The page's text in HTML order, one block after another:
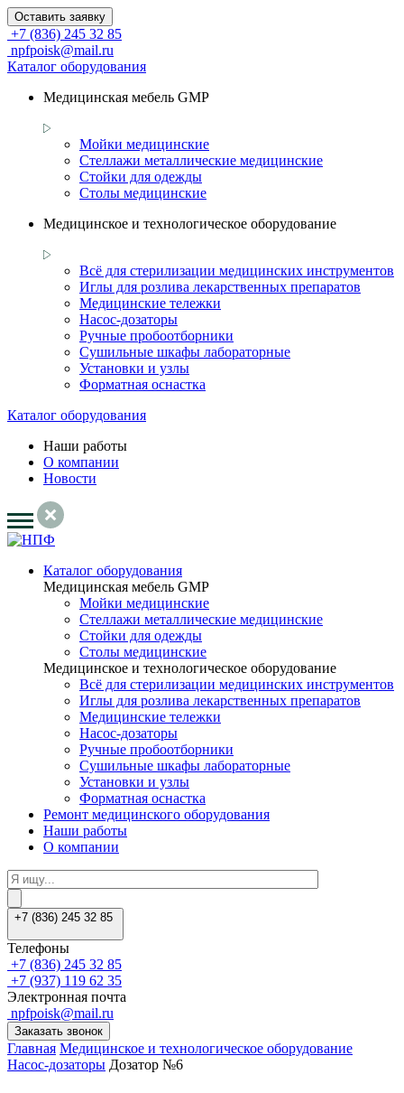
Оставить заявку
+7 (836) 245 32 85
npfpoisk@mail.ru
Каталог оборудования
Медицинская мебель GMP
Мойки медицинские
Стеллажи металлические медицинские
Стойки для одежды
Столы медицинские
Медицинское и технологическое оборудование
Всё для стерилизации медицинских инструментов
Иглы для розлива лекарственных препаратов
Медицинские тележки
Насос-дозаторы
Ручные пробоотборники
Сушильные шкафы лабораторные
Установки и узлы
Форматная оснастка
Каталог оборудования
Наши работы
О компании
Новости
Каталог оборудования
Медицинская мебель GMP
Мойки медицинские
Стеллажи металлические медицинские
Стойки для одежды
Столы медицинские
Медицинское и технологическое оборудование
Всё для стерилизации медицинских инструментов
Иглы для розлива лекарственных препаратов
Медицинские тележки
Насос-дозаторы
Ручные пробоотборники
Сушильные шкафы лабораторные
Установки и узлы
Форматная оснастка
Ремонт медицинского оборудования
Наши работы
О компании
+7 (836) 245 32 85
Телефоны
+7 (836) 245 32 85
+7 (937) 119 62 35
Электронная почта
npfpoisk@mail.ru
Заказать звонок
Главная Медицинское и технологическое оборудование
Насос-дозаторы Дозатор №6